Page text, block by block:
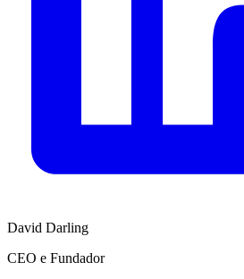
David Darling
CEO e Fundador